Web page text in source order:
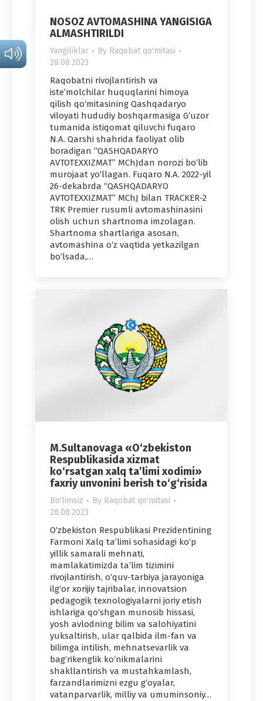
NOSOZ AVTOMASHINA YANGISIGA
ALMASHTIRILDI
Yangiliklar By Raqobat qo'mitasi
28.08.2023
Raqobatni rivojlantirish va
iste’molchilar huquqlarini himoya
qilish qo‘mitasining Qashqadaryo
viloyati hududiy boshqarmasiga G‘uzor
tumanida istiqomat qiluvchi fuqaro
N.A. Qarshi shahrida faoliyat olib
boradigan “QASHQADARYO
AVTOTEXXIZMAT” MChJdan norozi bo‘lib
murojaat yo‘llagan. Fuqaro N.A. 2022-yil
26-dekabrda “QASHQADARYO
AVTOTEXXIZMAT” MChJ bilan TRACKER-2
TRK Premier rusumli avtomashinasini
olish uchun shartnoma imzolagan.
Shartnoma shartlariga asosan,
avtomashina o‘z vaqtida yetkazilgan
bo‘lsada,…
M.Sultanovaga «O‘zbekiston
Respublikasida xizmat
ko‘rsatgan xalq ta’limi xodimi»
faxriy unvonini berish to‘g‘risida
Bo'limsiz By Raqobat qo'mitasi
28.08.2023
O‘zbekiston Respublikasi Prezidentining
Farmoni Xalq ta’limi sohasidagi ko‘p
yillik samarali mehnati,
mamlakatimizda ta’lim tizimini
rivojlantirish, o‘quv-tarbiya jarayoniga
ilg‘or xorijiy tajribalar, innovatsion
pedagogik texnologiyalarni joriy etish
ishlariga qo‘shgan munosib hissasi,
yosh avlodning bilim va salohiyatini
yuksaltirish, ular qalbida ilm-fan va
bilimga intilish, mehnatsevarlik va
bag‘rikenglik ko‘nikmalarini
shakllantirish va mustahkamlash,
farzandlarimizni ezgu g‘oyalar,
vatanparvarlik, milliy va umuminsoniy…